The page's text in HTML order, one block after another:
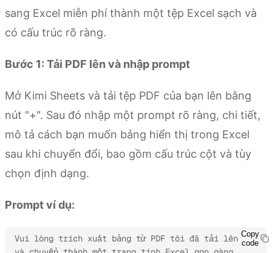
sang Excel miễn phí thành một tệp Excel sạch và
có cấu trúc rõ ràng.
Bước 1: Tải PDF lên và nhập prompt
Mở Kimi Sheets và tải tệp PDF của bạn lên bằng
nút "+". Sau đó nhập một prompt rõ ràng, chi tiết,
mô tả cách bạn muốn bảng hiển thị trong Excel
sau khi chuyển đổi, bao gồm cấu trúc cột và tùy
chọn định dạng.
Prompt ví dụ:
Vui lòng trích xuất bảng từ PDF tôi đã tải lên Copy
code